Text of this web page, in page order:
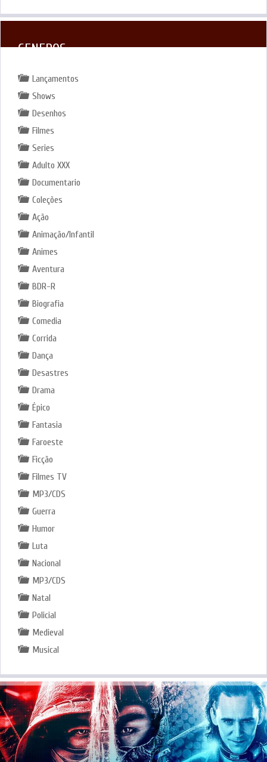
GENEROS
Lançamentos
Shows
Desenhos
Filmes
Series
Adulto XXX
Documentario
Coleções
Ação
Animação/Infantil
Animes
Aventura
BDR-R
Biografia
Comedia
Corrida
Dança
Desastres
Drama
Épico
Fantasia
Faroeste
Ficção
Filmes TV
MP3/CDS
Guerra
Humor
Luta
Nacional
MP3/CDS
Natal
Policial
Medieval
Musical
.